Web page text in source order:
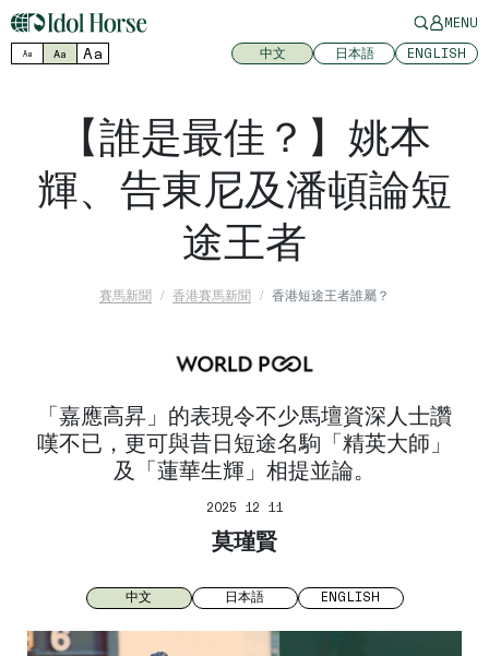
MENU
Aa Aa Aa 中文 日本語 ENGLISH
【誰是最佳？】姚本
輝、告東尼及潘頓論短
途王者
賽馬新聞 香港賽馬新聞 香港短途王者誰屬？
「嘉應高昇」的表現令不少馬壇資深人士讚
嘆不已，更可與昔日短途名駒「精英大師」
及「蓮華生輝」相提並論。
2025 12 11
莫瑾賢
中文 日本語 ENGLISH